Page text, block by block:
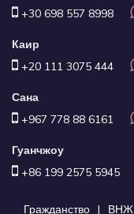
+30 698 557 8998
Каир
+20 111 3075 444
Сана
+967 778 88 6161
Гуанчжоу
+86 199 2575 5945
Гражданство ВНЖ